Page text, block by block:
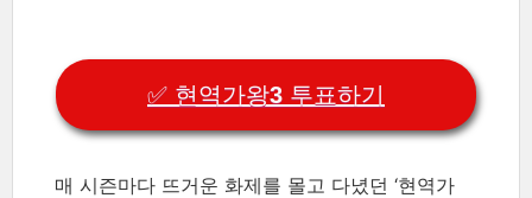
✅ 현역가왕3 투표하기
매 시즌마다 뜨거운 화제를 몰고 다녔던 ‘현역가